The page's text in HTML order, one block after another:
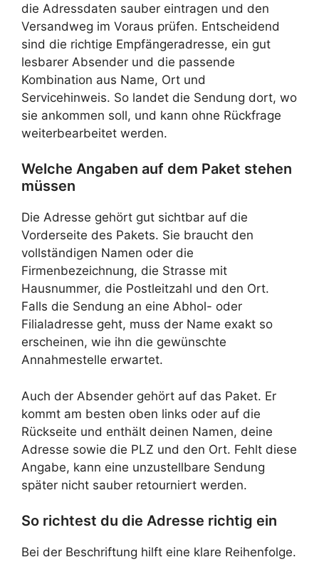
die Adressdaten sauber eintragen und den
Versandweg im Voraus prüfen. Entscheidend
sind die richtige Empfängeradresse, ein gut
lesbarer Absender und die passende
Kombination aus Name, Ort und
Servicehinweis. So landet die Sendung dort, wo
sie ankommen soll, und kann ohne Rückfrage
weiterbearbeitet werden.
Welche Angaben auf dem Paket stehen
müssen
Die Adresse gehört gut sichtbar auf die
Vorderseite des Pakets. Sie braucht den
vollständigen Namen oder die
Firmenbezeichnung, die Strasse mit
Hausnummer, die Postleitzahl und den Ort.
Falls die Sendung an eine Abhol- oder
Filialadresse geht, muss der Name exakt so
erscheinen, wie ihn die gewünschte
Annahmestelle erwartet.
Auch der Absender gehört auf das Paket. Er
kommt am besten oben links oder auf die
Rückseite und enthält deinen Namen, deine
Adresse sowie die PLZ und den Ort. Fehlt diese
Angabe, kann eine unzustellbare Sendung
später nicht sauber retourniert werden.
So richtest du die Adresse richtig ein
Bei der Beschriftung hilft eine klare Reihenfolge.